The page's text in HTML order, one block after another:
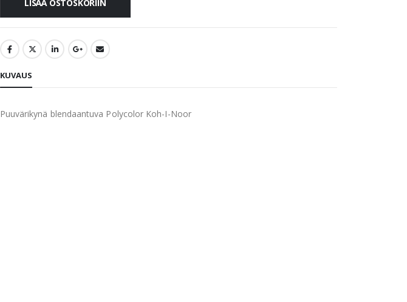
LISÄÄ OSTOSKORIIN
KUVAUS
Puuvärikynä blendaantuva Polycolor Koh-I-Noor